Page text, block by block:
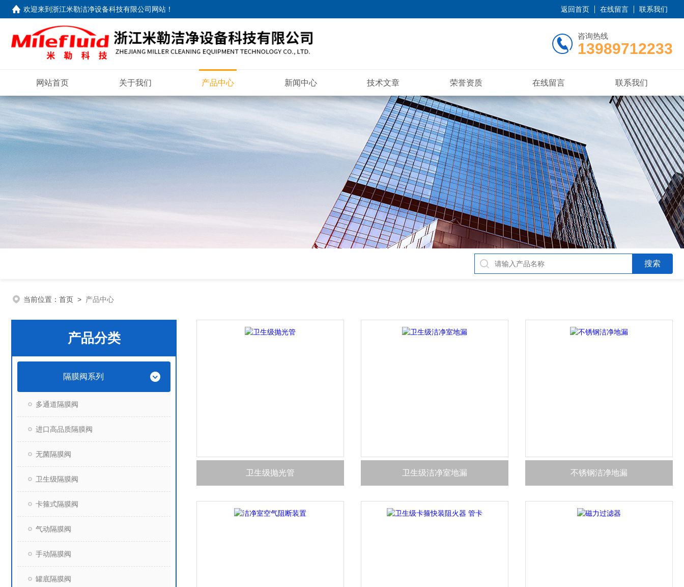
欢迎来到浙江米勒洁净设备科技有限公司网站 ！ 返回首页 在线留言 联系我们
咨询热线
13989712233
网站首页 关于我们 产品中心 新闻中心 技术文章 荣誉资质 在线留言 联系我们
当前位置： 首页 > 产品中心
产品分类
隔膜阀系列
多通道隔膜阀
进口高品质隔膜阀
无菌隔膜阀
卫生级隔膜阀
卡箍式隔膜阀
气动隔膜阀
手动隔膜阀
罐底隔膜阀
卫生级抛光管 卫生级洁净室地漏 不锈钢洁净地漏